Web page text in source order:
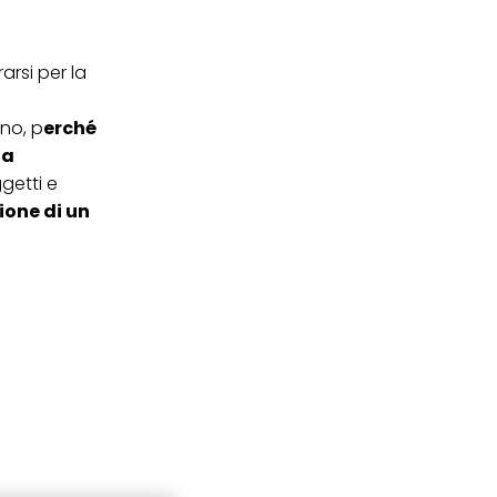
per la
perché
e
di un